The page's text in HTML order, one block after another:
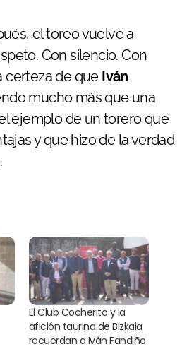
el toreo vuelve a
Con silencio. Con
certeza de que Iván
mucho más que una
ejemplo de un torero que
y que hizo de la verdad
El Club Cocherito y la
afición taurina de Bizkaia
recuerdan a Iván Fandiño